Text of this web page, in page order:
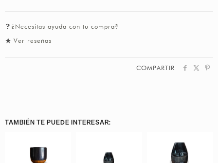
¿Necesitas ayuda con tu compra?
Ver reseñas
COMPARTIR
TAMBIÉN TE PUEDE INTERESAR: